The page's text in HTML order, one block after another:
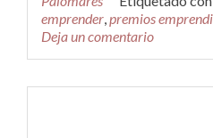
emprender,premios
Deja un comentario